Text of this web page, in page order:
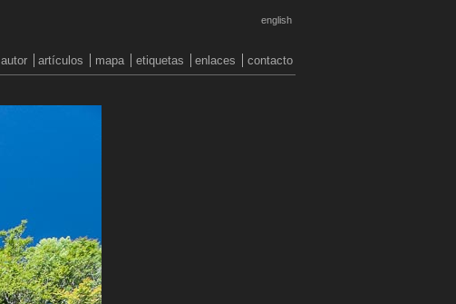
english
autor artículos mapa etiquetas enlaces contacto